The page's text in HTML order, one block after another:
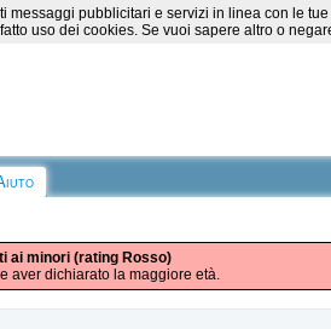
ai minori (rating Rosso)
aver dichiarato la maggiore età.
pubblicitari e servizi in linea con le
uso dei cookies. Se vuoi sapere altro o